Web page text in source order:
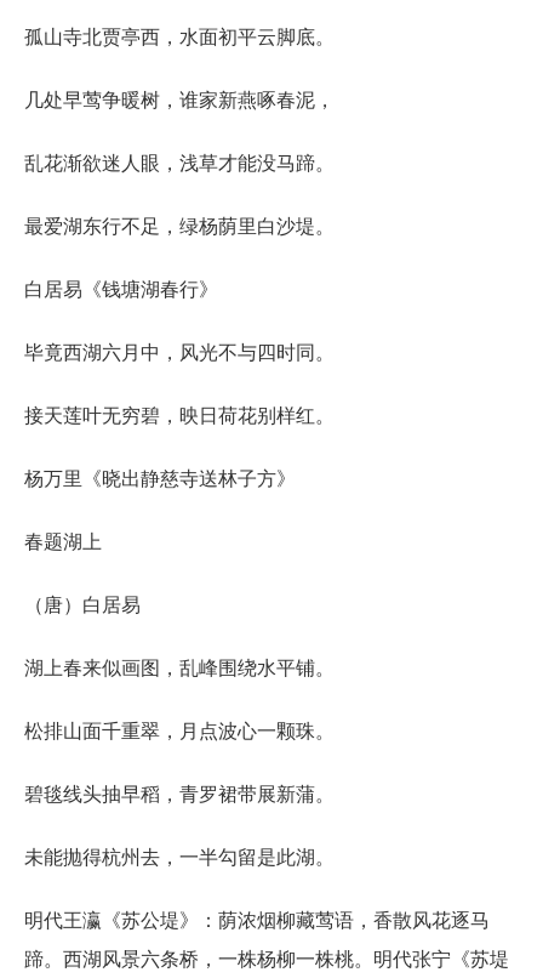
孤山寺北贾亭西，水面初平云脚底。
几处早莺争暖树，谁家新燕啄春泥，
乱花渐欲迷人眼，浅草才能没马蹄。
最爱湖东行不足，绿杨荫里白沙堤。
白居易《钱塘湖春行》
毕竟西湖六月中，风光不与四时同。
接天莲叶无穷碧，映日荷花别样红。
杨万里《晓出静慈寺送林子方》
春题湖上
（唐）白居易
湖上春来似画图，乱峰围绕水平铺。
松排山面千重翠，月点波心一颗珠。
碧毯线头抽早稻，青罗裙带展新蒲。
未能抛得杭州去，一半勾留是此湖。
明代王瀛《苏公堤》：荫浓烟柳藏莺语，香散风花逐马
蹄。西湖风景六条桥，一株杨柳一株桃。明代张宁《苏堤